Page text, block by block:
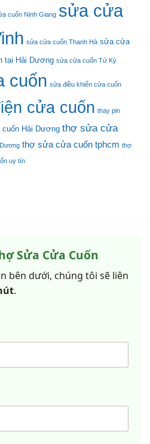
cuốn Ninh Giang sửa cửa
sửa cửa cuốn Thanh Hà sửa cửa
tại Hải Dương sửa cửa cuốn Tứ Kỳ
cuốn sửa điều khiển cửa cuốn
cửa cuốn thay pin
Hải Dương thợ sửa cửa
thợ sửa cửa cuốn tphcm thợ
uy tín
Sửa Cửa Cuốn
bên dưới, chúng tôi sẽ liên
.